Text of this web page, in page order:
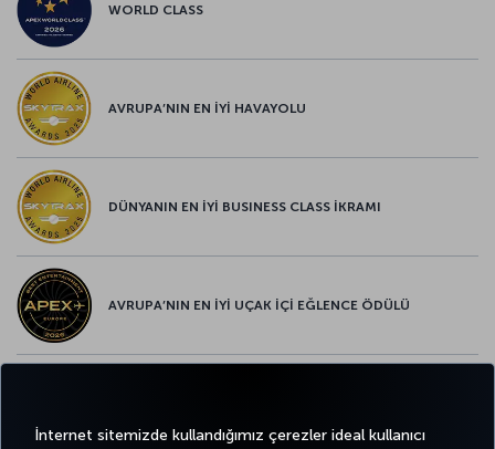
İnternet sitemizde kullandığımız çerezler ideal kullanıcı
WORLD CLASS
AVRUPA’NIN EN İYİ HAVAYOLU
DÜNYANIN EN İYİ BUSINESS CLASS İKRAMI
AVRUPA’NIN EN İYİ UÇAK İÇİ EĞLENCE ÖDÜLÜ